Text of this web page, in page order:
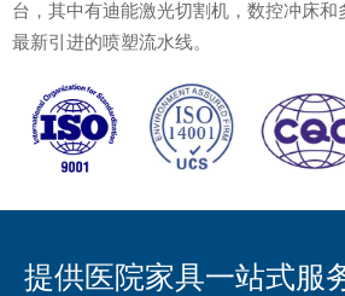
台，其中有迪能激光切割机，数控冲床和
最新引进的喷塑流水线。
提供医院家具一站式服